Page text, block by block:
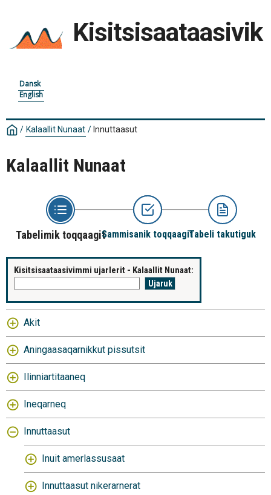
Kisitsisaataasivik
Dansk
English
/ Kalaallit Nunaat / Innuttaasut
Kalaallit Nunaat
Tabelimik toqqaagitSammisanik toqqaagitTabeli takutiguk
Kisitsisaataasivimmi ujarlerit - Kalaallit Nunaat:
Akit
Aningaasaqarnikkut pissutsit
Ilinniartitaaneq
Ineqarneq
Innuttaasut
Inuit amerlassusaat
Innuttaasut nikerarnerat